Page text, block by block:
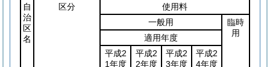
自
治
区
名
区分
使用料
一般用
臨時
用
適用年度
平成2
1年度
平成2
2年度
平成2
3年度
平成2
4年度